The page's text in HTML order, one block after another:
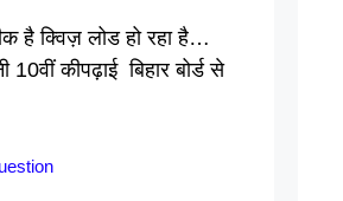
है क्विज़ लोड हो रहा है…
कीपढ़ाई बिहार बोर्ड से